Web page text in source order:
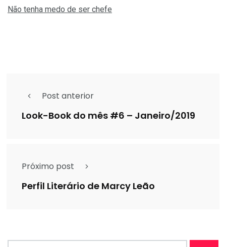
Não tenha medo de ser chefe
Post anterior
Look-Book do mês #6 – Janeiro/2019
Próximo post
Perfil Literário de Marcy Leão